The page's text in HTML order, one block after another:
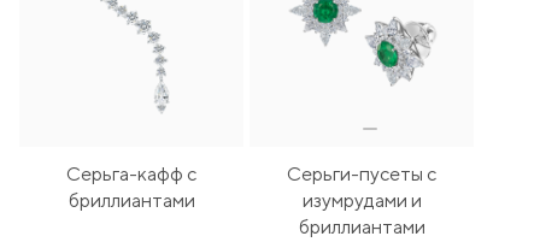
Серьга-кафф с
бриллиантами
Серьги-пусеты с
изумрудами и
бриллиантами